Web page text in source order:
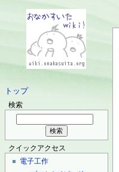
トップ
検索
クイックアクセス
電子工作